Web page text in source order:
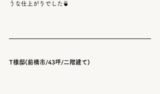
うな仕上がりでした🍵
T様邸(前橋市/43坪/二階建て)